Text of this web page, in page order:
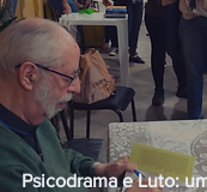
Psicodrama e Luto: